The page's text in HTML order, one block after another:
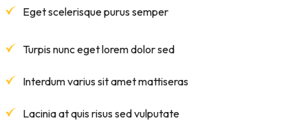
Eget scelerisque purus semper
Turpis nunc eget lorem dolor sed
Interdum varius sit amet mattiseras
Lacinia at quis risus sed vulputate